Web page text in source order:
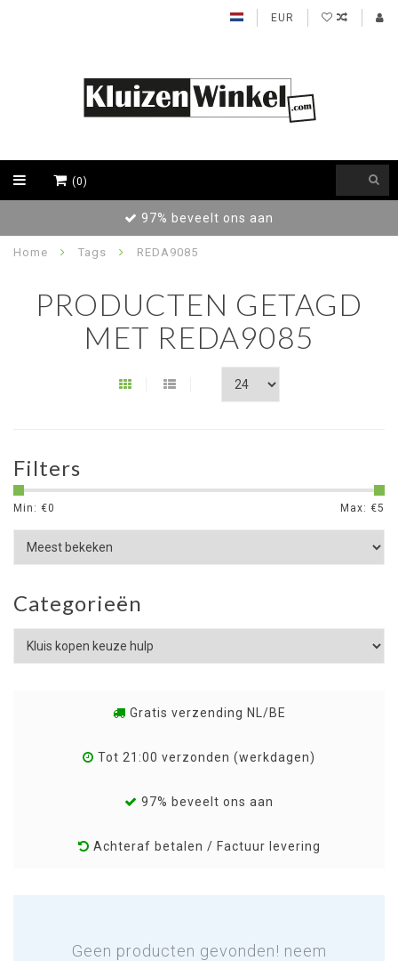
EUR
(0)
97% beveelt ons aan
Home Tags REDA9085
PRODUCTEN GETAGD
MET REDA9085
Filters
Min: €0 Max: €5
Categorieën
Gratis verzending NL/BE
Tot 21:00 verzonden (werkdagen)
97% beveelt ons aan
Achteraf betalen / Factuur levering
Geen producten gevonden! neem